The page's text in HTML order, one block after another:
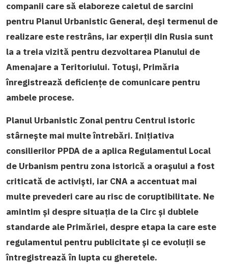
companii care să elaboreze caietul de sarcini
pentru Planul Urbanistic General, deși termenul de
realizare este restrâns, iar experții din Rusia sunt
la a treia vizită pentru dezvoltarea Planului de
Amenajare a Teritoriului. Totuși, Primăria
înregistrează deficiențe de comunicare pentru
ambele procese.
Planul Urbanistic Zonal pentru Centrul istoric
stârnește mai multe întrebări. Inițiativa
consilierilor PPDA de a aplica Regulamentul Local
de Urbanism pentru zona istorică a orașului a fost
criticată de activiști, iar CNA a accentuat mai
multe prevederi care au risc de coruptibilitate. Ne
amintim și despre situația de la Circ și dublele
standarde ale Primăriei, despre etapa la care este
regulamentul pentru publicitate și ce evoluții se
întregistrează în lupta cu gheretele.